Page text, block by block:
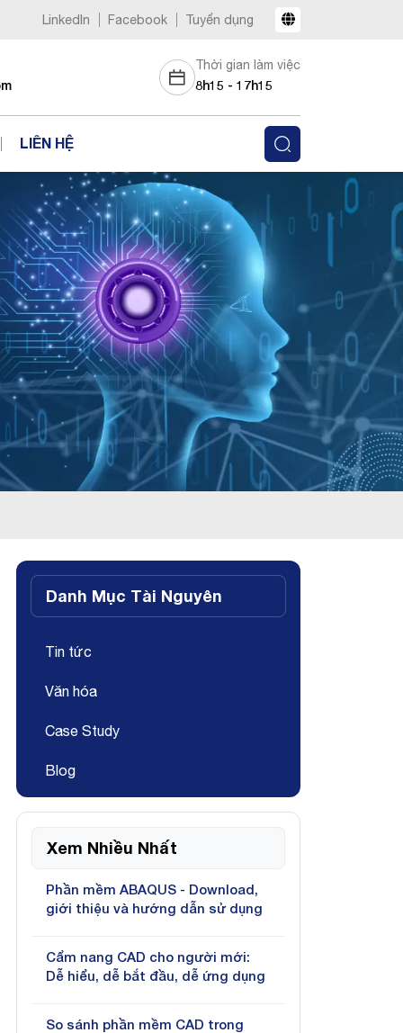
LinkedIn Facebook Tuyển dụng
Thời gian làm việc
8h15 - 17h15
LIÊN HỆ
Danh Mục Tài Nguyên
Tin tức
Văn hóa
Case Study
Blog
Xem Nhiều Nhất
Phần mềm ABAQUS - Download,
giới thiệu và hướng dẫn sử dụng
Cẩm nang CAD cho người mới:
Dễ hiểu, dễ bắt đầu, dễ ứng dụng
So sánh phần mềm CAD trong